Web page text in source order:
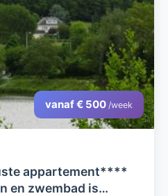
vanaf € 500 /week
appartement****
en zwembad is